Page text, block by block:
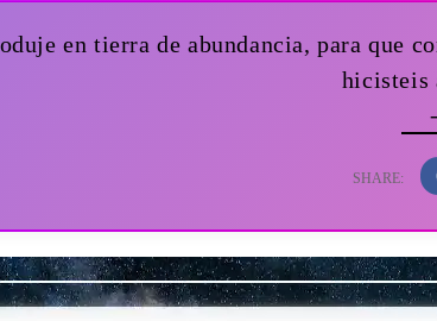
en tierra de abundancia, para que
hicisteis